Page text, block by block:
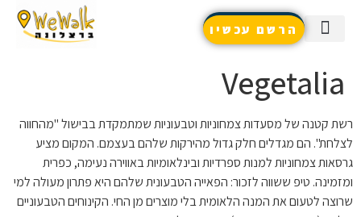
הרשם עכשיו
Vegetalia
רשת קטנה של מסעדות צמחוניות וטבעוניות שמתמקדת בבישול "מהחווה
לצלחת". הם מגדלים חלק גדול מהירקות שלהם בעצמם. המקום מציע
גרסאות צמחוניות למנות ספרדיות ובינלאומיות באווירה נעימה, כפרית
ומזמינה. טיפ ששווה לזכור: הפאייה הטבעונית שלהם היא פתרון מעולה למי
שרוצה לטעום את המנה הלאומית בלי מוצרים מן החי. הקינוחים הטבעוניים